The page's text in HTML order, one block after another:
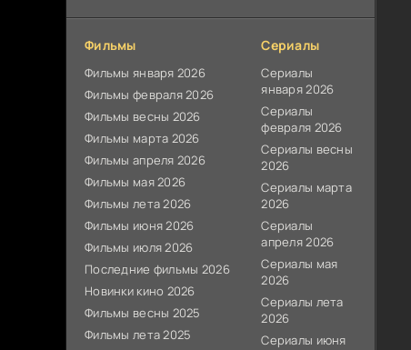
Фильмы
Фильмы января 2026
Фильмы февраля 2026
Фильмы весны 2026
Фильмы марта 2026
Фильмы апреля 2026
Фильмы мая 2026
Фильмы лета 2026
Фильмы июня 2026
Фильмы июля 2026
Последние фильмы 2026
Новинки кино 2026
Фильмы весны 2025
Фильмы лета 2025
Сериалы
Сериалы
января 2026
Сериалы
февраля 2026
Сериалы весны
2026
Сериалы марта
2026
Сериалы
апреля 2026
Сериалы мая
2026
Сериалы лета
2026
Сериалы июня